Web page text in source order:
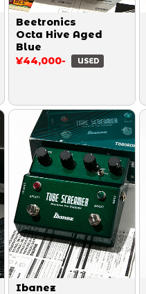
Beetronics
Octa Hive Aged
Blue
¥44,000-
USED
Ibanez